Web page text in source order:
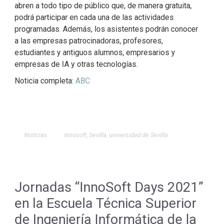
abren a todo tipo de público que, de manera gratuita,
podrá participar en cada una de las actividades
programadas. Además, los asistentes podrán conocer
a las empresas patrocinadoras, profesores,
estudiantes y antiguos alumnos, empresarios y
empresas de IA y otras tecnologías.
Noticia completa: ABC
Noticias innosoft, Sevilla, universidad de Sevilla
Jornadas “InnoSoft Days 2021”
en la Escuela Técnica Superior
de Ingeniería Informática de la